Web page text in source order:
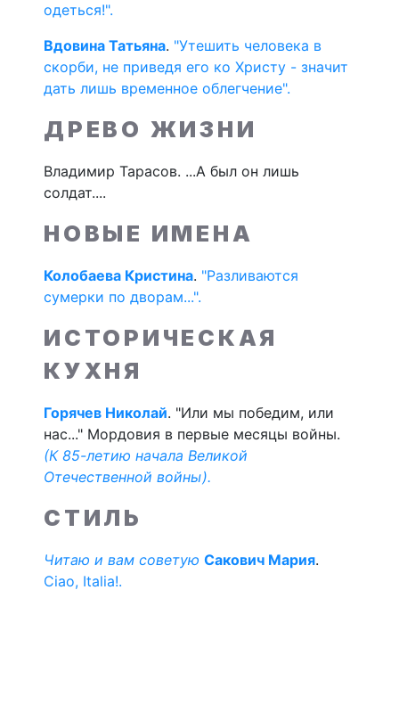
одеться!".
Вдовина Татьяна. "Утешить человека в
скорби, не приведя его ко Христу - значит
дать лишь временное облегчение".
ДРЕВО ЖИЗНИ
Владимир Тарасов. ...А был он лишь
солдат....
НОВЫЕ ИМЕНА
Колобаева Кристина. "Разливаются
сумерки по дворам...".
ИСТОРИЧЕСКАЯ
КУХНЯ
Горячев Николай. "Или мы победим, или
нас..." Мордовия в первые месяцы войны.
(К 85-летию начала Великой
Отечественной войны).
СТИЛЬ
Читаю и вам советую Сакович Мария.
Ciao, Italia!.